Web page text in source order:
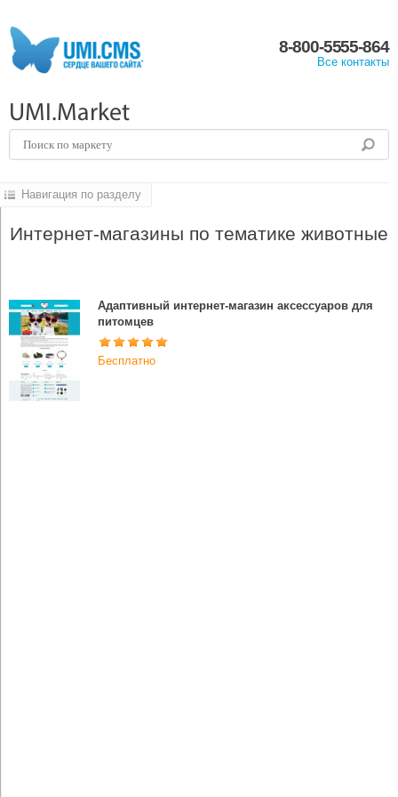
8-800-5555-864
Все контакты
UMI.Market
Навигация по разделу
Интернет-магазины по тематике животные
Адаптивный интернет-магазин аксессуаров для
питомцев
Бесплатно